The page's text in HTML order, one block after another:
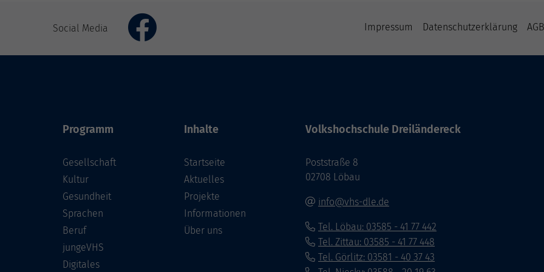
Social Media Impressum Datenschutzerklärung AGB
Programm
Gesellschaft
Kultur
Gesundheit
Sprachen
Beruf
jungeVHS
Digitales
Inhalte
Startseite
Aktuelles
Projekte
Informationen
Über uns
Volkshochschule Dreiländereck
Poststraße 8
02708 Löbau
info@vhs-dle.de
Tel. Löbau: 03585 - 41 77 442
Tel. Zittau: 03585 - 41 77 448
Tel. Görlitz: 03581 - 40 37 43